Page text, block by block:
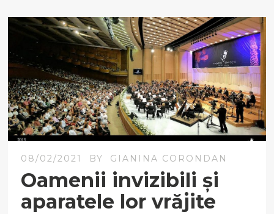
08/02/2021 BY GIANINA CORONDAN
Oamenii invizibili și
aparatele lor vrăjite